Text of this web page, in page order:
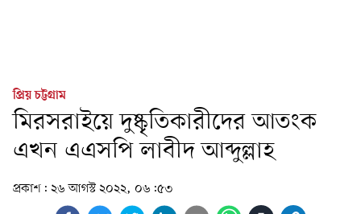
প্রিয় চট্টগ্রাম
মিরসরাইয়ে দুষ্কৃতিকারীদের আতংক
এখন এএসপি লাবীদ আব্দুল্লাহ
প্রকাশ: ২৬ আগস্ট ২০২২, ০৬:৫৩